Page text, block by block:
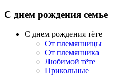
С днем рождения семье
С днем рождения тёте
От племянницы
От племянника
Любимой тёте
Прикольные